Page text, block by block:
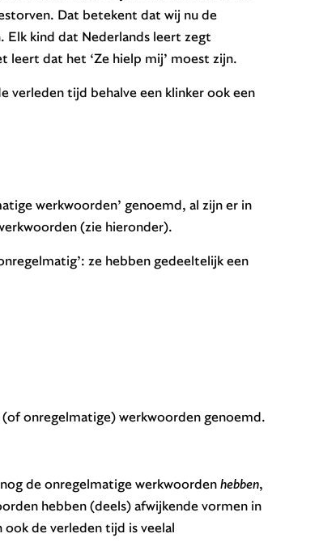
Dat betekent dat wij nu de
kind dat Nederlands leert zegt
leert dat het ‘Ze hielp mij’ moest zijn.
verleden tijd behalve een klinker ook een
werkwoorden’ genoemd, al zijn er in
(zie hieronder).
ze hebben gedeeltelijk een
onregelmatige) werkwoorden genoemd.
de onregelmatige werkwoordenhebben,
hebben (deels) afwijkende vormen in
ook de verleden tijd is veelal